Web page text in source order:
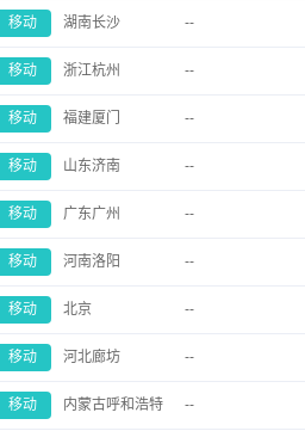
移动 湖南长沙 --
移动 浙江杭州 --
移动 福建厦门 --
移动 山东济南 --
移动 广东广州 --
移动 河南洛阳 --
移动 北京 --
移动 河北廊坊 --
移动 内蒙古呼和浩特 --